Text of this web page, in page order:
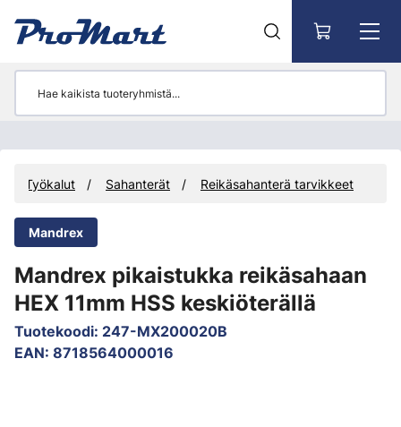
Työkalut Sahanterät Reikäsahanterä tarvikkeet
Mandrex
Mandrex pikaistukka reikäsahaan
HEX 11mm HSS keskiöterällä
Tuotekoodi: 247-MX200020B
EAN: 8718564000016